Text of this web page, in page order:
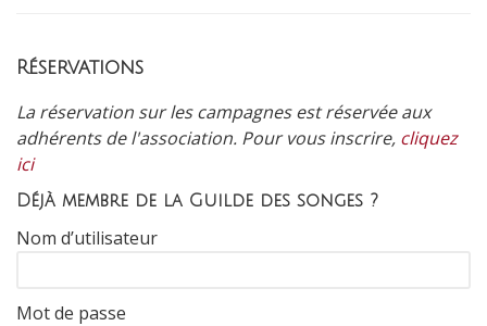
Réservations
La réservation sur les campagnes est réservée aux
adhérents de l'association. Pour vous inscrire, cliquez
ici
Déjà membre de la Guilde des songes ?
Nom d’utilisateur
Mot de passe